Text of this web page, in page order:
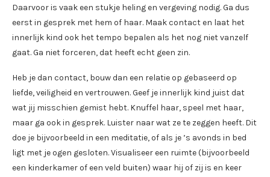
Daarvoor is vaak een stukje heling en vergeving nodig. Ga dus
eerst in gesprek met hem of haar. Maak contact en laat het
innerlijk kind ook het tempo bepalen als het nog niet vanzelf
gaat. Ga niet forceren, dat heeft echt geen zin.
Heb je dan contact, bouw dan een relatie op gebaseerd op
liefde, veiligheid en vertrouwen. Geef je innerlijk kind juist dat
wat jij misschien gemist hebt. Knuffel haar, speel met haar,
maar ga ook in gesprek. Luister naar wat ze te zeggen heeft. Dit
doe je bijvoorbeeld in een meditatie, of als je ’s avonds in bed
ligt met je ogen gesloten. Visualiseer een ruimte (bijvoorbeeld
een kinderkamer of een veld buiten) waar hij of zij is en keer